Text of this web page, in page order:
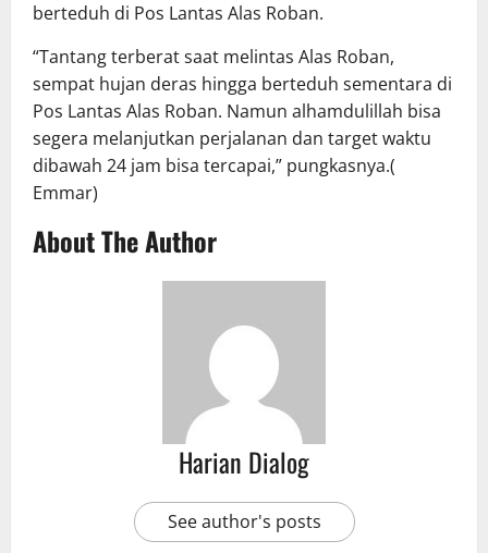
berteduh di Pos Lantas Alas Roban.
“Tantang terberat saat melintas Alas Roban,
sempat hujan deras hingga berteduh sementara di
Pos Lantas Alas Roban. Namun alhamdulillah bisa
segera melanjutkan perjalanan dan target waktu
dibawah 24 jam bisa tercapai,” pungkasnya.(
Emmar)
About The Author
Harian Dialog
See author's posts